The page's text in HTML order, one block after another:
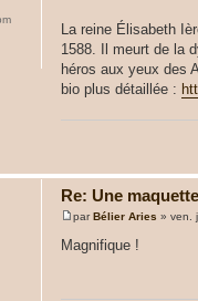
La reine Élisabeth
1588. Il meurt de la
héros aux yeux des
bio plus détaillée :
Re: Une
M
e
s
parBélier Aries » ven.
Magnifique !